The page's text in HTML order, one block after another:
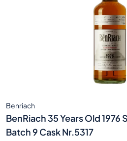
Benriach
BenRiach 35 Years Old
Batch 9 Cask Nr.5317